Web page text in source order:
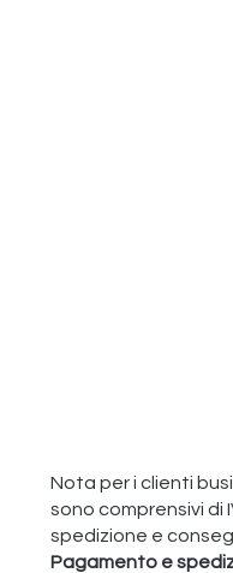
Nota per i clienti
sono comprensivi di
spedizione e
Pagamento e